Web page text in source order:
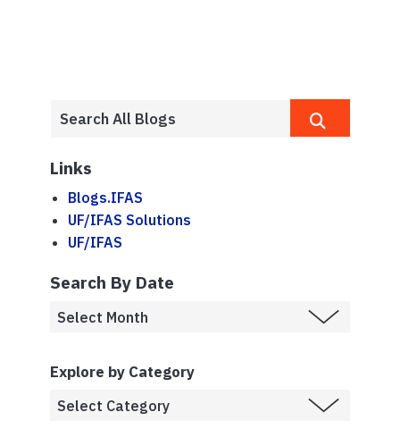
Links
Blogs.IFAS
UF/IFAS Solutions
UF/IFAS
Search By Date
Explore by Category